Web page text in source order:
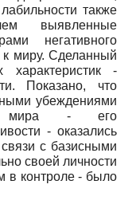
также
выявленные
негативного
миру. Сделанный
-
Показано, что
убеждениями
мира - его
- оказались
с базисными
своей личности
в контроле - было